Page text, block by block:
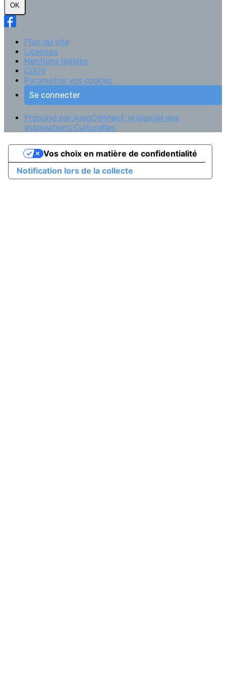
OK
Plan du site
Licences
Mentions légales
CGUV
Paramétrer vos cookies
Se connecter
Propulsé par AssoConnect, le logiciel des
associations Culturelles
Notification lors de la collecte
Vos choix en matière de confidentialité